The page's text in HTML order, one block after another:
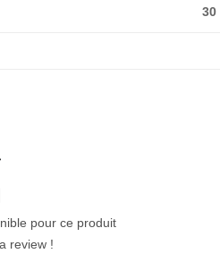
30
pour ce produit
review !